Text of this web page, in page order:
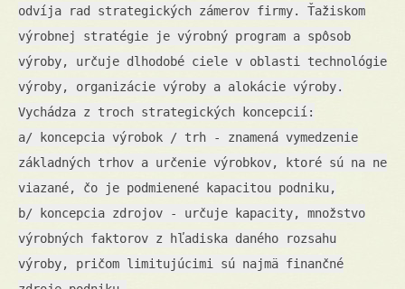
odvíja rad strategických zámerov firmy. Ťažiskom
výrobnej stratégie je výrobný program a spôsob
výroby, určuje dlhodobé ciele v oblasti technológie
výroby, organizácie výroby a alokácie výroby.
Vychádza z troch strategických koncepcií:
a/ koncepcia výrobok / trh - znamená vymedzenie
základných trhov a určenie výrobkov, ktoré sú na ne
viazané, čo je podmienené kapacitou podniku,
b/ koncepcia zdrojov - určuje kapacity, množstvo
výrobných faktorov z hľadiska daného rozsahu
výroby, pričom limitujúcimi sú najmä finančné